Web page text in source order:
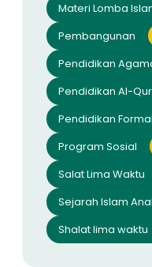
Materi Lomba
Pembangunan
Pendidikan
Pendidikan Al-
Pendidikan Formal
Program Sosial
Salat Lima Waktu
Sejarah Islam
Shalat lima waktu